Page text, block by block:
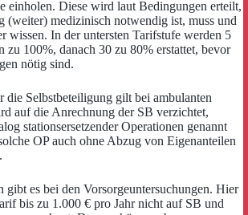
einholen. Diese wird laut Bedingungen erteilt,
(weiter) medizinisch notwendig ist, muss und
wissen. In der untersten Tarifstufe werden 5
zu 100%, danach 30 zu 80% erstattet, bevor
nötig sind.
die Selbstbeteiligung gilt bei ambulanten
auf die Anrechnung der SB verzichtet,
stationsersetzender Operationen genannt
OP auch ohne Abzug von Eigenanteilen
gibt es bei den Vorsorgeuntersuchungen. Hier
bis zu 1.000 € pro Jahr nicht auf SB und